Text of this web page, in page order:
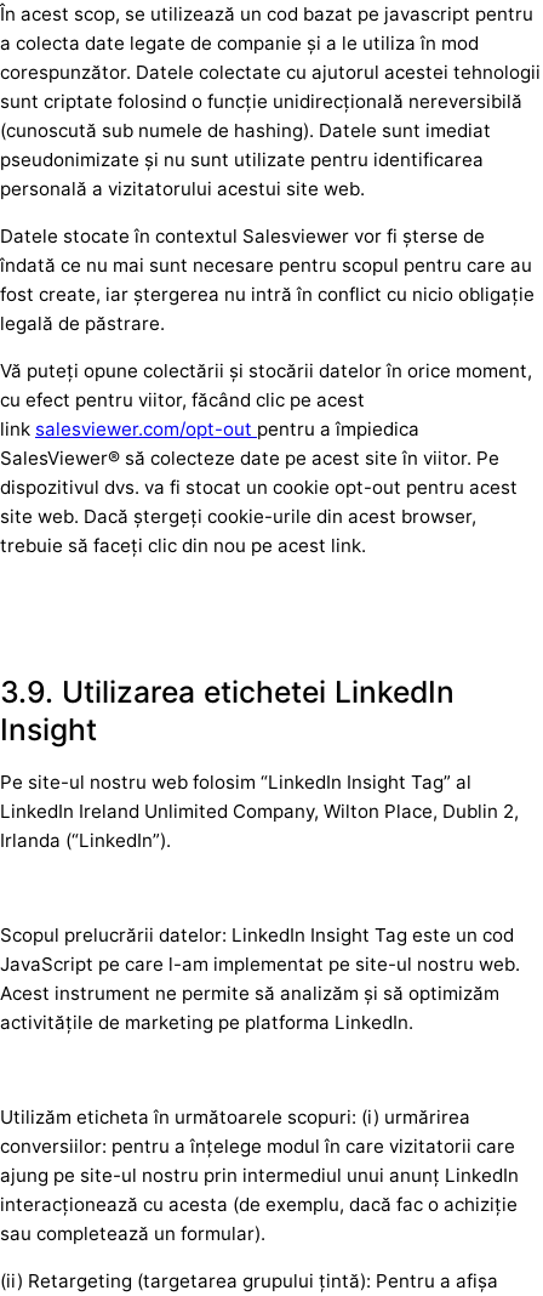
În acest scop, se utilizează un cod bazat pe javascript pentru
a colecta date legate de companie și a le utiliza în mod
corespunzător. Datele colectate cu ajutorul acestei tehnologii
sunt criptate folosind o funcție unidirecțională nereversibilă
(cunoscută sub numele de hashing). Datele sunt imediat
pseudonimizate și nu sunt utilizate pentru identificarea
personală a vizitatorului acestui site web.
Datele stocate în contextul Salesviewer vor fi șterse de
îndată ce nu mai sunt necesare pentru scopul pentru care au
fost create, iar ștergerea nu intră în conflict cu nicio obligație
legală de păstrare.
Vă puteți opune colectării și stocării datelor în orice moment,
cu efect pentru viitor, făcând clic pe acest
link salesviewer.com/opt-out pentru a împiedica
SalesViewer® să colecteze date pe acest site în viitor. Pe
dispozitivul dvs. va fi stocat un cookie opt-out pentru acest
site web. Dacă ștergeți cookie-urile din acest browser,
trebuie să faceți clic din nou pe acest link.
3.9. Utilizarea etichetei LinkedIn
Insight
Pe site-ul nostru web folosim “LinkedIn Insight Tag” al
LinkedIn Ireland Unlimited Company, Wilton Place, Dublin 2,
Irlanda (“LinkedIn”).
Scopul prelucrării datelor: LinkedIn Insight Tag este un cod
JavaScript pe care l-am implementat pe site-ul nostru web.
Acest instrument ne permite să analizăm și să optimizăm
activitățile de marketing pe platforma LinkedIn.
Utilizăm eticheta în următoarele scopuri: (i) urmărirea
conversiilor: pentru a înțelege modul în care vizitatorii care
ajung pe site-ul nostru prin intermediul unui anunț LinkedIn
interacționează cu acesta (de exemplu, dacă fac o achiziție
sau completează un formular).
(ii) Retargeting (targetarea grupului țintă): Pentru a afișa